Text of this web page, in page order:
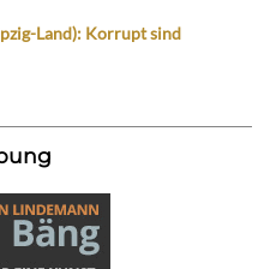
Land): Korrupt sind